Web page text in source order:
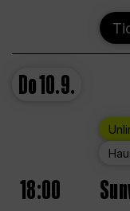
Do10.9.
18:00